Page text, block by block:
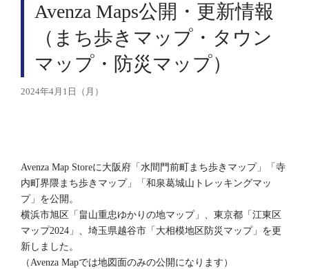
Avenza Maps公開・更新情報
（まち歩きマップ・タウン
マップ・防災マップ）
2024年4月1日（月）
Avenza Map Storeに大阪府「水間門前町まち歩きマップ」「寺
内町界隈まち歩きマップ」「和泉葛城山トレッキングマッ
プ」を公開。
横浜市旭区「畠山重忠ゆかりの地マップ」、東京都「江東区
マップ2024」、埼玉県越谷市「大相模地区防災マップ」を更
新しました。
（Avenza Mapでは地図面のみの公開になります）